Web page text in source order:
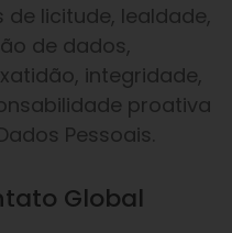
de licitude, lealdade,
de dados,
integridade,
proativa
Pessoais.
Global